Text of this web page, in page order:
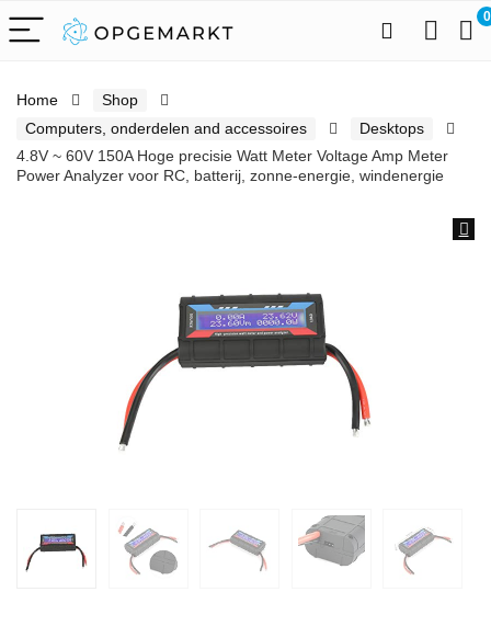
0
Home
Shop
Computers, onderdelen and accessoires
Desktops
4.8V ~ 60V 150A Hoge precisie Watt Meter Voltage Amp Meter
Power Analyzer voor RC, batterij, zonne-energie, windenergie